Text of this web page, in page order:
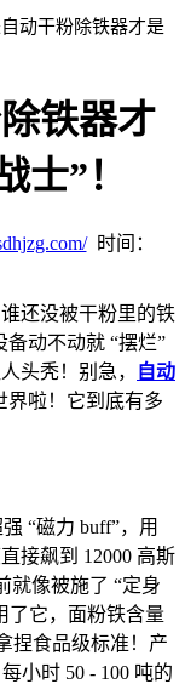
动干粉除铁器才是
铁器才
士”！
时间：
还没被干粉里的铁
备动不动就 “摆烂”
头秃！别急，
自动
界啦！它到底有多
强 “磁力 buff”，用
接飙到 12000 高斯
就像被施了 “定身
了它，面粉铁含量
捏食品级标准！产
小时 50 - 100 吨的